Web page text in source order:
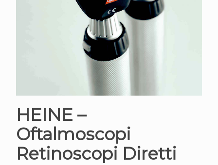
HEINE –
Oftalmoscopi
Retinoscopi Diretti